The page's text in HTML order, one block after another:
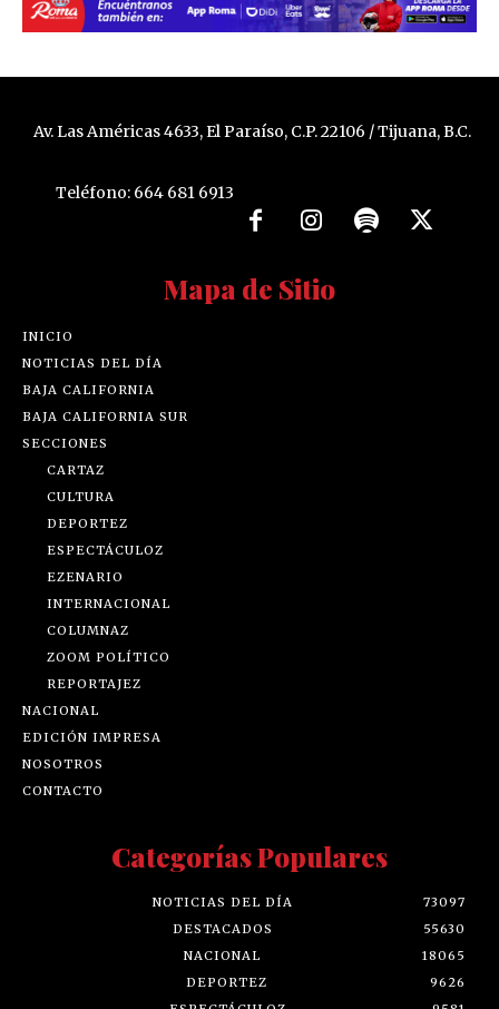
Av. Las Américas 4633, El Paraíso, C.P. 22106 / Tijuana, B.C.
Teléfono: 664 681 6913
Mapa de Sitio
INICIO
NOTICIAS DEL DÍA
BAJA CALIFORNIA
BAJA CALIFORNIA SUR
SECCIONES
CARTAZ
CULTURA
DEPORTEZ
ESPECTÁCULOZ
EZENARIO
INTERNACIONAL
COLUMNAZ
ZOOM POLÍTICO
REPORTAJEZ
NACIONAL
EDICIÓN IMPRESA
NOSOTROS
CONTACTO
Categorías Populares
NOTICIAS DEL DÍA
73097
DESTACADOS
55630
NACIONAL
18065
DEPORTEZ
9626